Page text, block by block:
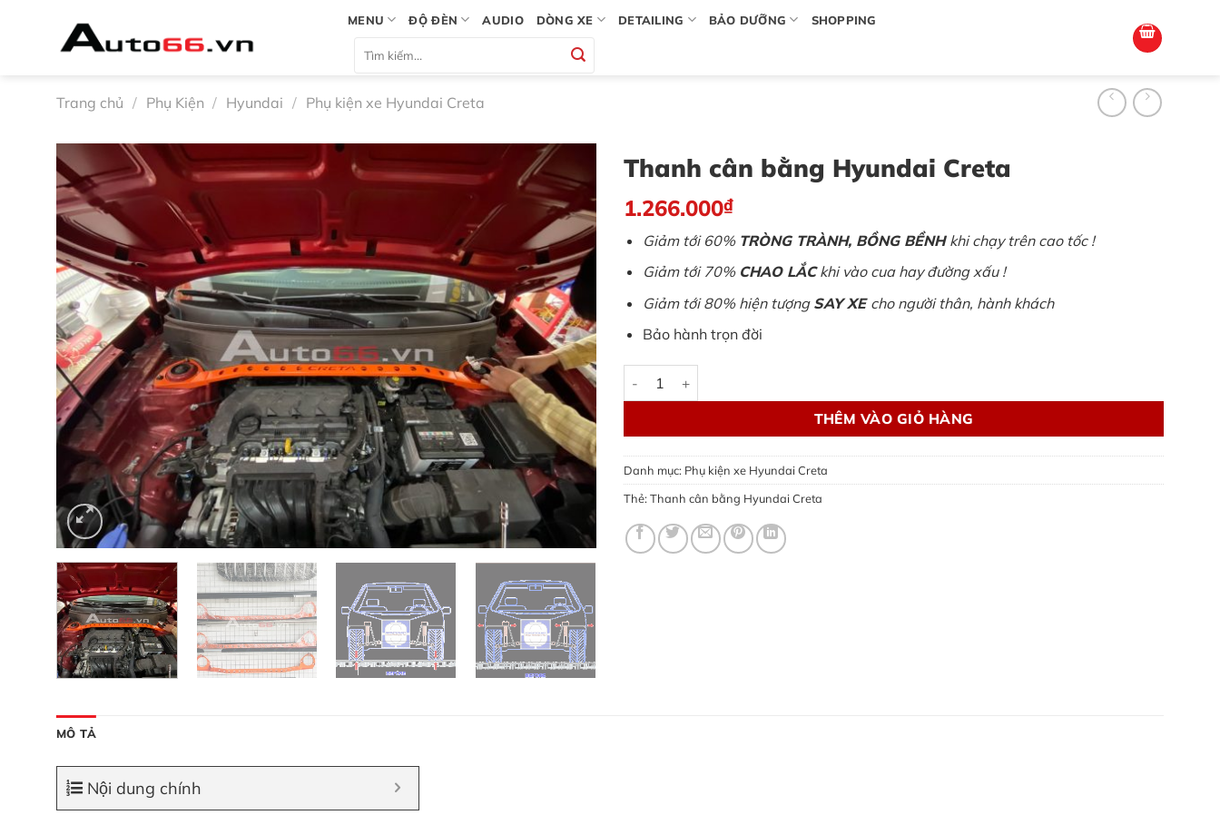
MENU ĐỘ ĐÈN AUDIO DÒNG XE DETAILING BẢO DƯỠNG SHOPPING
kiếm:
Trang chủ / Phụ Kiện / Hyundai / Phụ kiện xe Hyundai Creta
Thanh cân bằng Hyundai Creta
1.266.000₫
Giảm tới 60% TRÒNG TRÀNH, BỒNG BỀNH khi chạy trên cao tốc !
Giảm tới 70% CHAO LẮCkhi vào cua hay đường xấu !
Giảm tới 80% hiện tượng SAY XE cho người thân, hành khách
Bảo hành trọn đời
Thanh cân bằng Hyundai Creta số lượng
THÊM VÀO GIỎ HÀNG
Danh mục: Phụ kiện xe Hyundai Creta
Thẻ: Thanh cân bằng Hyundai Creta
MÔ TẢ
Nội dung chính